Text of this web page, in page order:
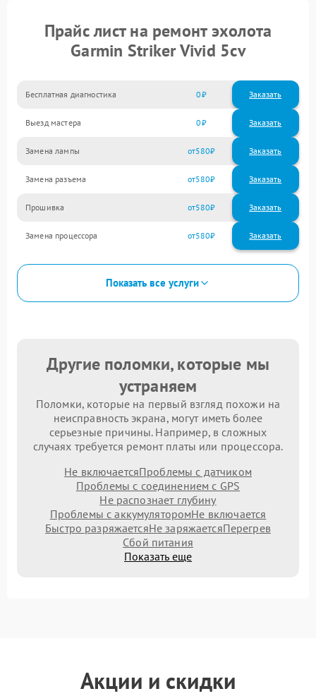
Прайс лист на ремонт эхолота
Garmin Striker Vivid 5cv
Бесплатная диагностика 0 Заказать
Выезд мастера 0 Заказать
Замена лампы 580
Замена разъема 580
Прошивка 580
Замена процессора 580
Показать все услуги
Другие поломки, которые мы
устраняем
Поломки, которые на первый взгляд похожи на
неисправность экрана, могут иметь более
серьезные причины. Например, в сложных
случаях требуется ремонт платы или процессора.
Не включаетсяПроблемы с датчиком
Проблемы с соединением с GPS
Не распознает глубину
Проблемы с аккумуляторомНе включается
Быстро разряжаетсяНе заряжаетсяПерегрев
Сбой питания
Показать еще
Акции и скидки